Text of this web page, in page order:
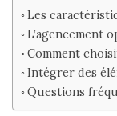
Les
L’agencement
Comment
Intégrer des
Questions